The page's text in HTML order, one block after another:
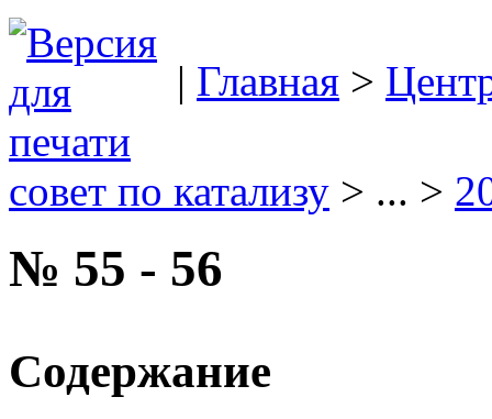
| Главная >
совет по катализу > ... >
№ 55 - 56
Содержание